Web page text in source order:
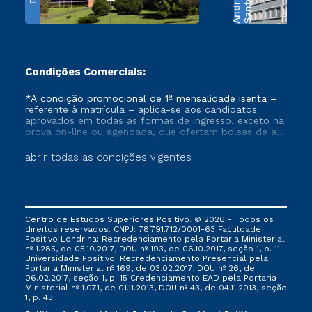
S
a
n
t
o
s
A
n
d
r
a
d
Condições Comerciais:
abrir todas as condições vigentes
*A condição promocional de 1ª mensalidade isenta –
referente à matrícula – aplica-se aos candidatos
aprovados em todas as formas de ingresso, exceto na
prova on-line ou agendada, que ofertam bolsas de até
vigente, que ainda não tenham efetivado e/ou não
tenham cancelado ou trancado sua matrícula em uma
via FIES, Prouni e outros programas governamentais, e
não se acumula com nenhuma outra campanha
ofertada pela Instituição.
Centro de Estudos Superiores Positivo. © 2026 - Todos os
direitos reservados. CNPJ: 78.791.712/0001-63 Faculdade
Positivo Londrina: Recredenciamento pela Portaria Ministerial
nº 1.285, de 05.10.2017, DOU nº 193, de 06.10.2017, seção 1, p. 11
Universidade Positivo: Recredenciamento Presencial ​pela
Portaria Ministerial nº 169, de 03.02.2017, DOU nº 26, de
06.02.2017, seção 1, p. 15 Credenciamento EAD pela Portaria
Ministerial nº 1.071, de 01.11.2013, DOU nº 43, de 04.11.2013, seção
1, p. 43